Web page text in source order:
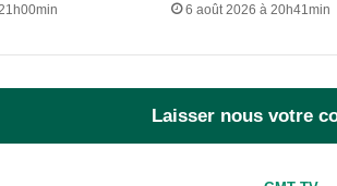
6 août 2026 à 20h41min
Laisser nous votre